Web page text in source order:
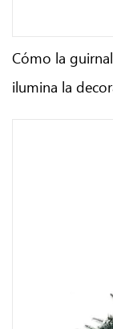
Cómo la
ilumina la